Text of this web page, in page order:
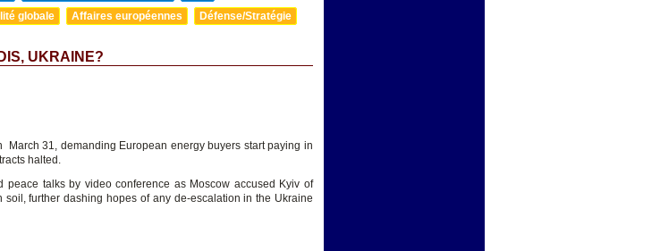
globale
Affaires européennes Défense/Stratégie
UKRAINE?
March 31, demanding European energy buyers start paying in
halted.
peace talks by video conference as Moscow accused Kyiv of
further dashing hopes of any de-escalation in the Ukraine